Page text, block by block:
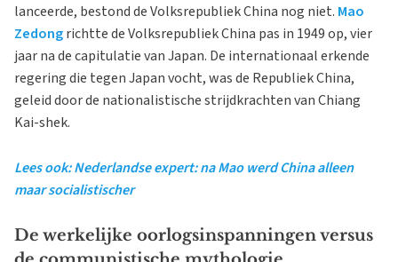
lanceerde, bestond de Volksrepubliek China nog niet. Mao
Zedongrichtte de Volksrepubliek China pas in 1949 op, vier
jaar na de capitulatie van Japan. De internationaal erkende
regering die tegen Japan vocht, was de Republiek China,
geleid door de nationalistische strijdkrachten van Chiang
Kai-shek.
Lees ook: Nederlandse expert: na Mao werd China alleen
maar socialistischer
De werkelijke oorlogsinspanningen versus